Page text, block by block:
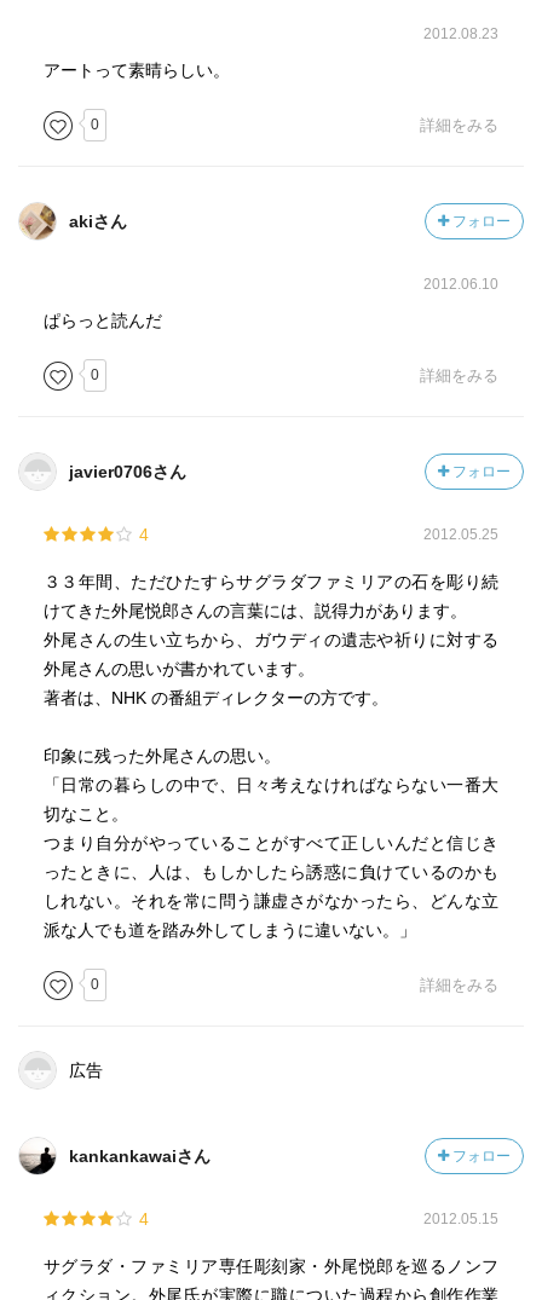
2012.08.23
アートって素晴らしい。
0 詳細をみる
akiさん フォロー
2012.06.10
ぱらっと読んだ
0 詳細をみる
javier0706さん フォロー
4 2012.05.25
３３年間、ただひたすらサグラダファミリアの石を彫り続
けてきた外尾悦郎さんの言葉には、説得力があります。
外尾さんの生い立ちから、ガウディの遺志や祈りに対する
外尾さんの思いが書かれています。
著者は、NHK の番組ディレクターの方です。
印象に残った外尾さんの思い。
「日常の暮らしの中で、日々考えなければならない一番大
切なこと。
つまり自分がやっていることがすべて正しいんだと信じき
ったときに、人は、もしかしたら誘惑に負けているのかも
しれない。それを常に問う謙虚さがなかったら、どんな立
派な人でも道を踏み外してしまうに違いない。」
0 詳細をみる
広告
kankankawaiさん フォロー
4 2012.05.15
サグラダ・ファミリア専任彫刻家・外尾悦郎を巡るノンフ
ィクション。外尾氏が実際に職についた過程から創作作業